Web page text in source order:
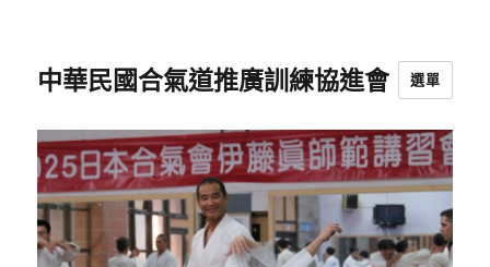
中華民國合氣道推廣訓練協進會 選單